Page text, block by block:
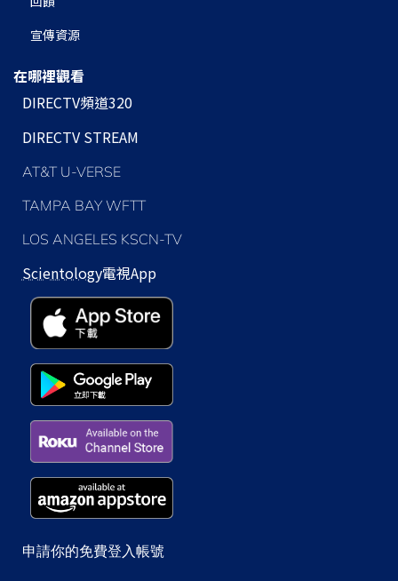
宣傳資源
在哪裡觀看
DIRECTV頻道320
DIRECTV STREAM
AT&T U-VERSE
TAMPA BAY WFTT
LOS ANGELES KSCN-TV
Scientology電視App
申請你的免費登入帳號